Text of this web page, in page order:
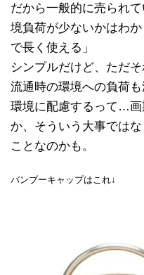
だから一般的に売られ
境負荷が少ないかはわ
で長く使える」
シンプルだけど、ただ
流通時の環境への負荷も
環境に配慮するって…画
か、そういう大事では
ことなのかも。
バンブーキャップはこれ↓